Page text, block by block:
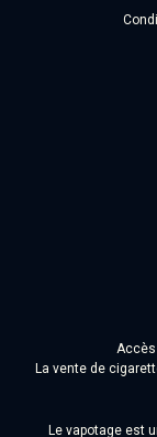
Accès
La vente de
Le vapotage est